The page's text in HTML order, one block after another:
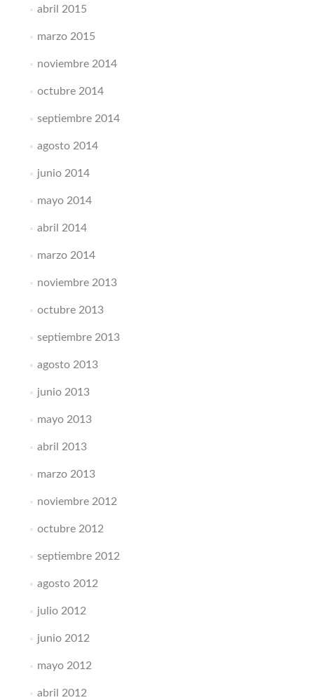
abril 2015
marzo 2015
noviembre 2014
octubre 2014
septiembre 2014
agosto 2014
junio 2014
mayo 2014
abril 2014
marzo 2014
noviembre 2013
octubre 2013
septiembre 2013
agosto 2013
junio 2013
mayo 2013
abril 2013
marzo 2013
noviembre 2012
octubre 2012
septiembre 2012
agosto 2012
julio 2012
junio 2012
mayo 2012
abril 2012